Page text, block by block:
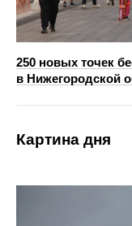
250 новых точек
в Нижегородской
Картина дня